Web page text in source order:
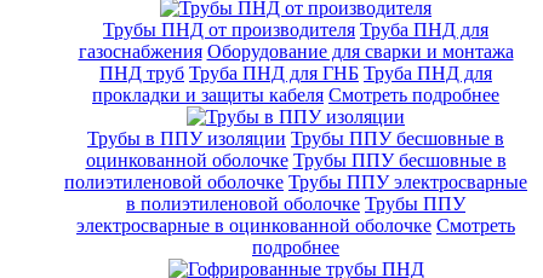
Трубы ПНД от производителя Труба ПНД для
газоснабжения Оборудование для сварки и монтажа
ПНД труб Труба ПНД для ГНБ Труба ПНД для
прокладки и защиты кабеля Смотреть подробнее
Трубы в ППУ изоляции Трубы ППУ бесшовные в
оцинкованной оболочке Трубы ППУ бесшовные в
полиэтиленовой оболочке Трубы ППУ электросварные
в полиэтиленовой оболочке Трубы ППУ
электросварные в оцинкованной оболочке Смотреть
подробнее